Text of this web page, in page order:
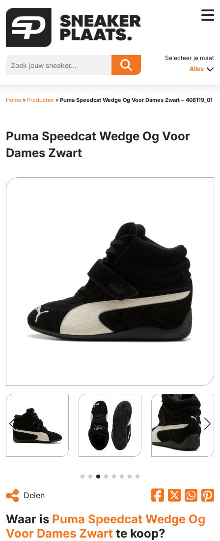
Selecteer je maat
Alles
Home » Producten » Puma Speedcat Wedge Og Voor Dames Zwart – 408119_01
Puma Speedcat Wedge Og Voor
Dames Zwart
Delen
Waar is Puma Speedcat Wedge Og
Voor Dames Zwart te koop?